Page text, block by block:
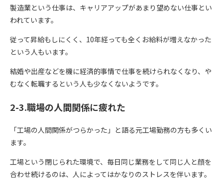
製造業という仕事は、キャリアアップがあまり望めない仕事とい
われています。
従って昇給もしにくく、10年経っても全くお給料が増えなかった
という人もいます。
結婚や出産などを機に経済的事情で仕事を続けられなくなり、や
むなく転職するという人も少なくないようです。
2-3.職場の人間関係に疲れた
「工場の人間関係がつらかった」と語る元工場勤務の方も多くい
ます。
工場という閉じられた環境で、毎日同じ業務をして同じ人と顔を
合わせ続けるのは、人によってはかなりのストレスを伴います。